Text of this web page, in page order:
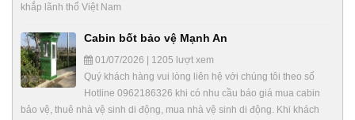
khắp lãnh thổ Việt Nam
Cabin bốt bảo vệ Mạnh An
01/07/2026 | 1205 lượt xem
Quý khách hàng vui lòng liên hệ với chúng tôi theo số
Hotline 0962186326 khi có nhu cầu báo giá mua cabin
bảo vệ, thuê nhà vệ sinh di động, mua nhà vệ sinh di động. Khi khách